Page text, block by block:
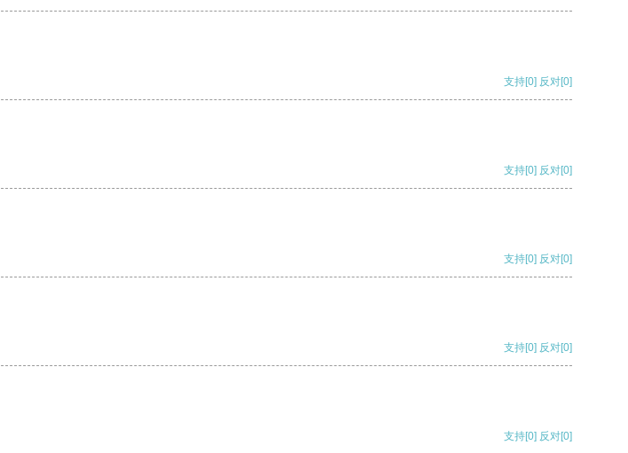
支持[0] 反对[0]
支持[0] 反对[0]
支持[0] 反对[0]
支持[0] 反对[0]
支持[0] 反对[0]